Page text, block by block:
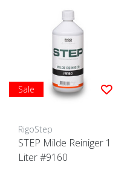
Sale
RigoStep
STEP Milde Reiniger 1
Liter #9160